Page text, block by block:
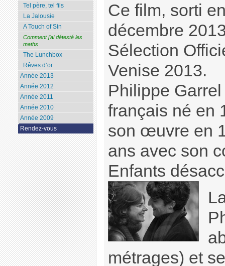
Ce film, sorti
décembre
Sélection
Venise 2013.
Philippe
français né en
son œuvre en
ans avec son
Enfants
métrages) et
Tel père, tel fils
La Jalousie
A Touch of Sin
Comment j’ai détesté les
maths
The Lunchbox
Rêves d’or
Année 2013
Année 2012
Année 2011
Année 2010
Année 2009
Rendez-vous